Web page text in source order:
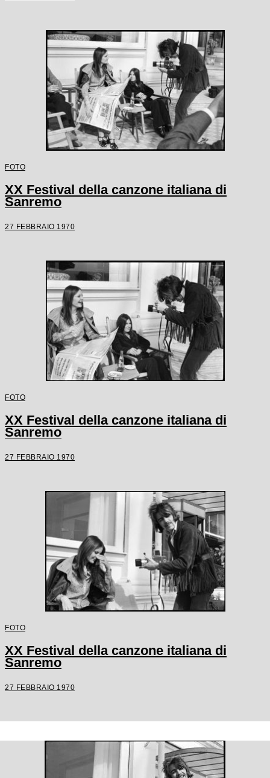
FOTO
XX Festival della canzone italiana di
Sanremo
27 FEBBRAIO 1970
FOTO
XX Festival della canzone italiana di
Sanremo
27 FEBBRAIO 1970
FOTO
XX Festival della canzone italiana di
Sanremo
27 FEBBRAIO 1970